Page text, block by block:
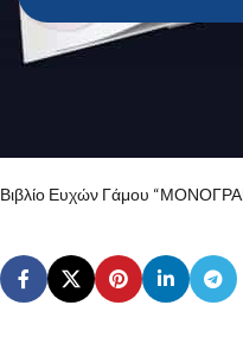
Βιβλίο Ευχών Γάμου